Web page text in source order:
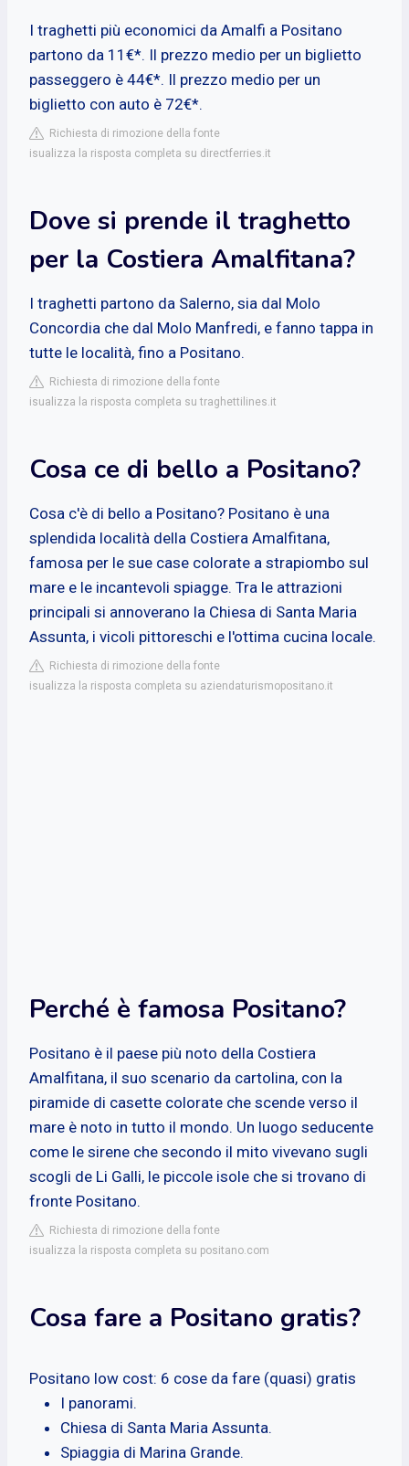
I traghetti più economici da Amalfi a Positano
partono da 11€*. Il prezzo medio per un biglietto
passeggero è 44€*. Il prezzo medio per un
biglietto con auto è 72€*.
Richiesta di rimozione della fonte
isualizza la risposta completa su directferries.it
Dove si prende il traghetto
per la Costiera Amalfitana?
I traghetti partono da Salerno, sia dal Molo
Concordia che dal Molo Manfredi, e fanno tappa in
tutte le località, fino a Positano.
Richiesta di rimozione della fonte
isualizza la risposta completa su traghettilines.it
Cosa ce di bello a Positano?
Cosa c'è di bello a Positano? Positano è una
splendida località della Costiera Amalfitana,
famosa per le sue case colorate a strapiombo sul
mare e le incantevoli spiagge. Tra le attrazioni
principali si annoverano la Chiesa di Santa Maria
Assunta, i vicoli pittoreschi e l'ottima cucina locale.
Richiesta di rimozione della fonte
isualizza la risposta completa su aziendaturismopositano.it
Perché è famosa Positano?
Positano è il paese più noto della Costiera
Amalfitana, il suo scenario da cartolina, con la
piramide di casette colorate che scende verso il
mare è noto in tutto il mondo. Un luogo seducente
come le sirene che secondo il mito vivevano sugli
scogli de Li Galli, le piccole isole che si trovano di
fronte Positano.
Richiesta di rimozione della fonte
isualizza la risposta completa su positano.com
Cosa fare a Positano gratis?
Positano low cost: 6 cose da fare (quasi) gratis
I panorami.
Chiesa di Santa Maria Assunta.
Spiaggia di Marina Grande.